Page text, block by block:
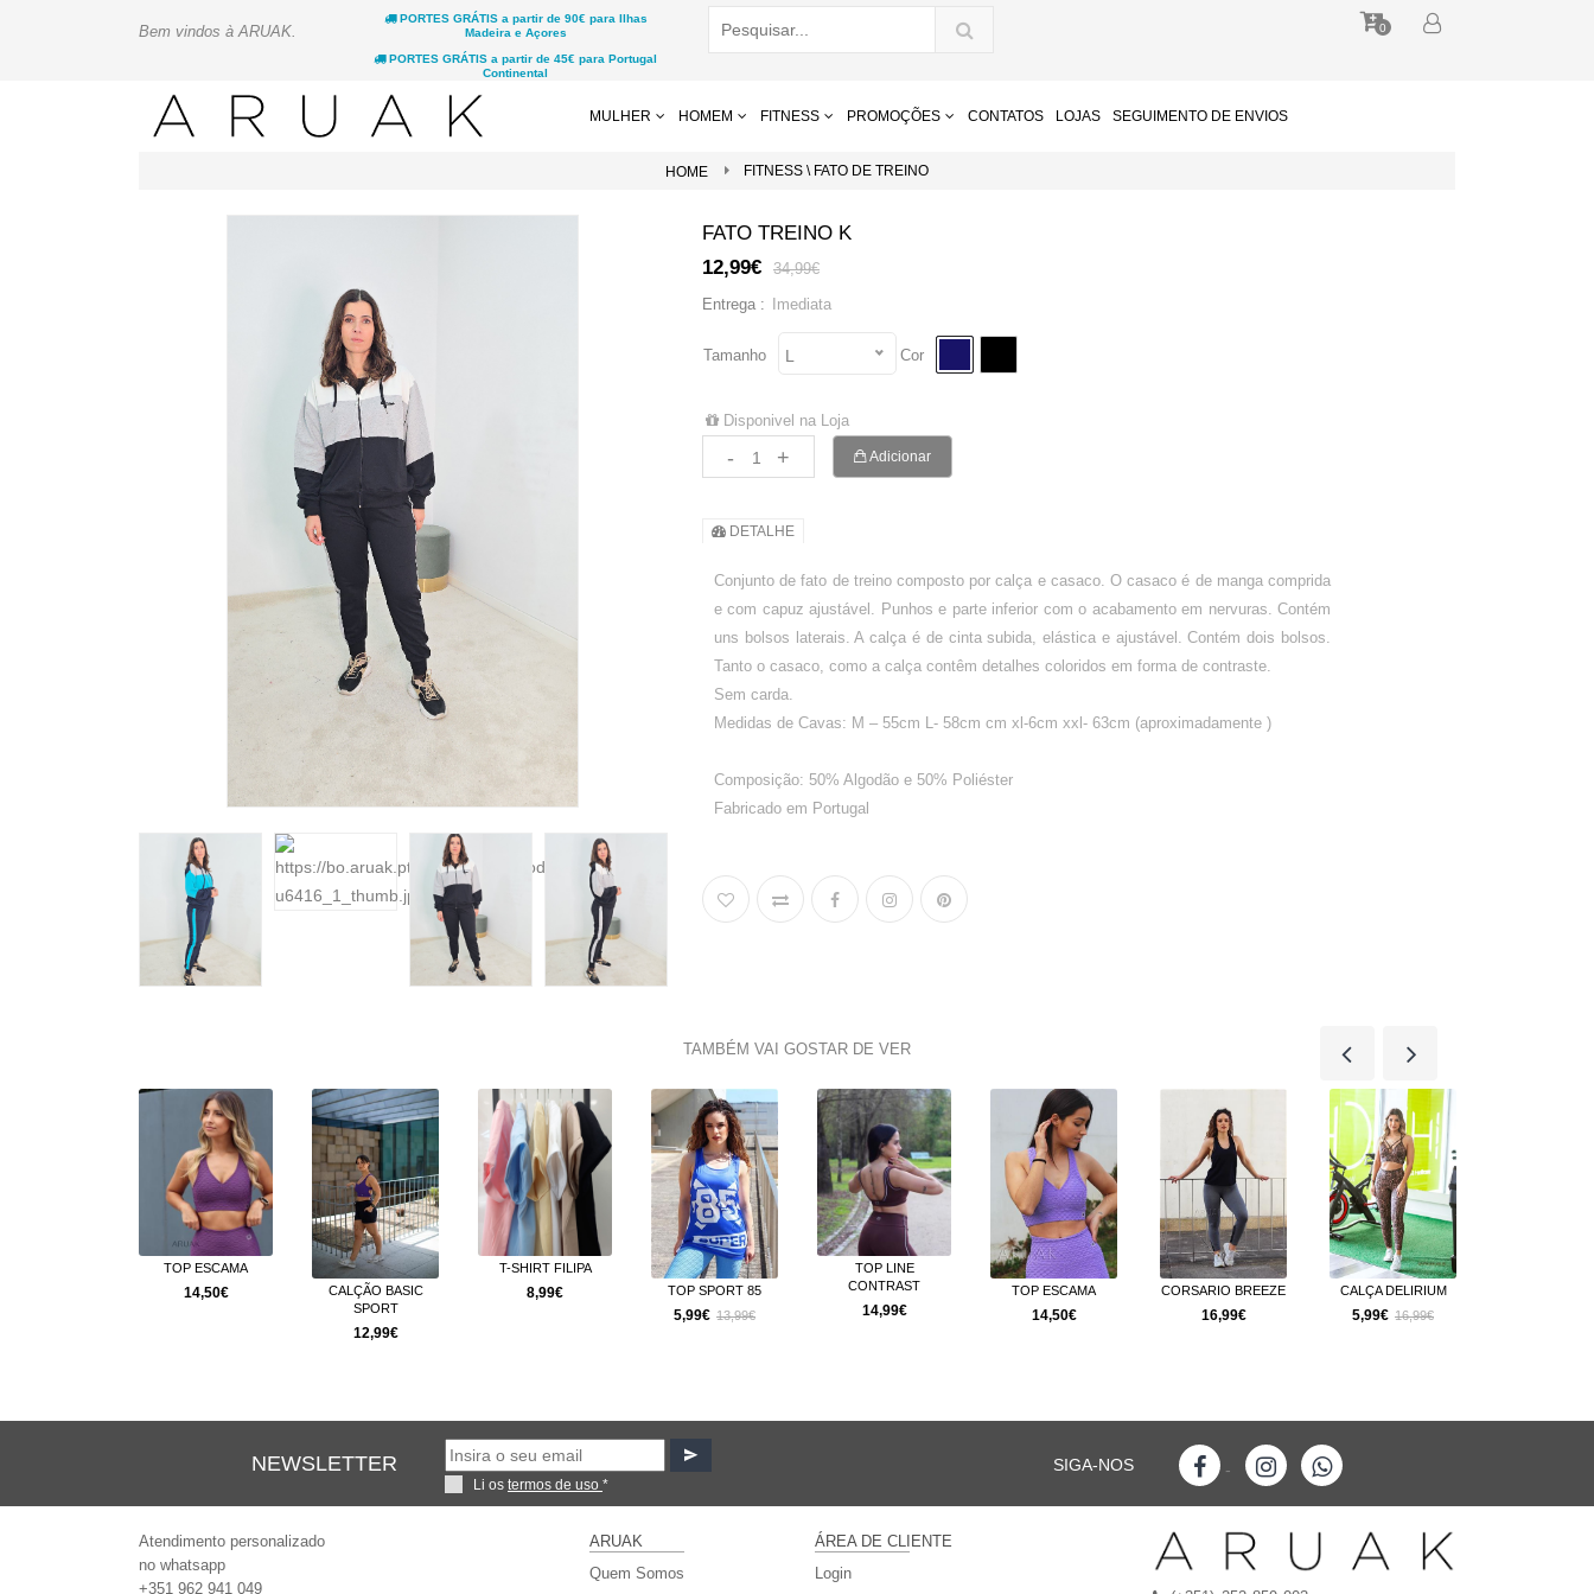
Bem vindos à ARUAK.
PORTES GRÁTIS a partir de 90€ para Ilhas
Madeira e Açores
PORTES GRÁTIS a partir de 45€ para Portugal
Continental
0
MULHER HOMEM FITNESS PROMOÇÕES CONTATOS LOJAS SEGUIMENTO DE ENVIOS
HOME FITNESS \ FATO DE TREINO
FATO TREINO K
12,99€
34,99€
Entrega : Imediata
Tamanho L Cor
Disponivel na Loja
- + Adicionar
DETALHE
Conjunto de fato de treino composto por calça e casaco. O casaco é de manga comprida
e com capuz ajustável. Punhos e parte inferior com o acabamento em nervuras. Contém
uns bolsos laterais. A calça é de cinta subida, elástica e ajustável. Contém dois bolsos.
Tanto o casaco, como a calça contêm detalhes coloridos em forma de contraste.
Sem carda.
Medidas de Cavas: M – 55cm L- 58cm cm xl-6cm xxl- 63cm (aproximadamente )
Composição: 50% Algodão e 50% Poliéster
Fabricado em Portugal
TAMBÉM VAI GOSTAR DE VER
TOP ESCAMA
14,50€
CALÇÃO BASIC
SPORT
12,99€
T-SHIRT FILIPA
8,99€ TOP SPORT 85
5,99€ 13,99€
TOP LINE
CONTRAST
14,99€
TOP ESCAMA
14,50€
CORSARIO BREEZE
16,99€
CALÇA DELIRIUM
5,99€ 16,99€
NEWSLETTER
Li os termos de uso *
SIGA-NOS -
Atendimento personalizado
no whatsapp
+351 962 941 049
ARUAK
Quem Somos
ÁREA DE CLIENTE
Login